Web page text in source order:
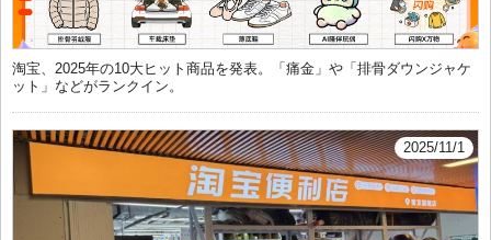
淘宝、2025年の10大ヒット商品を発表。「痛金」や「排骨ダウンジャケ
ット」などがランクイン。
2025/11/1